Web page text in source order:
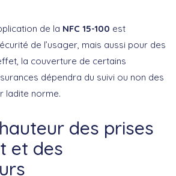
de la NFC 15-100 est
de l’usager, mais aussi pour des
la couverture de certains
dépendra du suivi ou non des
ladite norme.
des prises
et des